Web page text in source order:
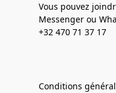
Vous pouvez
Messenger ou
+32 470 71 37 17
Conditions